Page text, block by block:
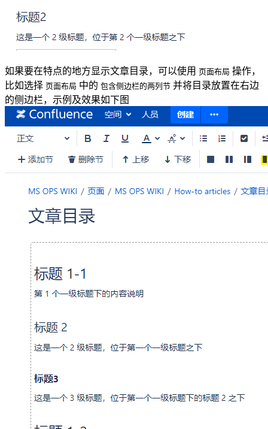
如果要在特点的地方显示文章目录，可以使用 页面布局 操作，
比如选择 页面布局 中的 包含侧边栏的两列节 并将目录放置在右边
的侧边栏，示例及效果如下图